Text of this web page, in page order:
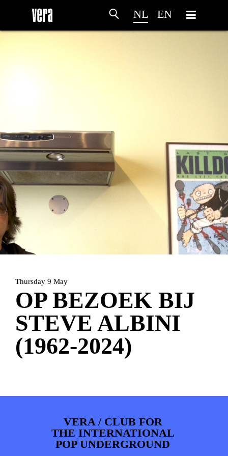
NL EN
PROGRAMMA
NIEUWS
INFOWEBSHOP
Thursday 9 May
OP BEZOEK BIJ
STEVE ALBINI
(1962-2024)
VERA / CLUB FOR
THE INTERNATIONAL
POP UNDERGROUND